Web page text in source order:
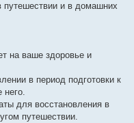
путешествии и в домашних
на ваше здоровье и
в период подготовки к
него.
для восстановления в
путешествии.